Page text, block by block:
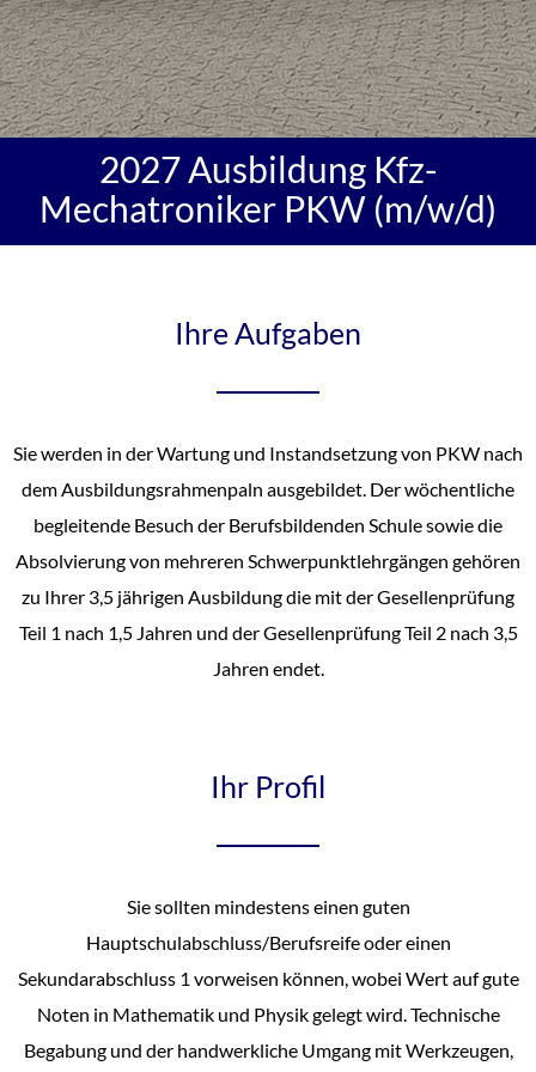
2027 Ausbildung Kfz-
Mechatroniker PKW (m/w/d)
Ihre Aufgaben
Sie werden in der Wartung und Instandsetzung von PKW nach
dem Ausbildungsrahmenpaln ausgebildet. Der wöchentliche
begleitende Besuch der Berufsbildenden Schule sowie die
Absolvierung von mehreren Schwerpunktlehrgängen gehören
zu Ihrer 3,5 jährigen Ausbildung die mit der Gesellenprüfung
Teil 1 nach 1,5 Jahren und der Gesellenprüfung Teil 2 nach 3,5
Jahren endet.
Ihr Profil
Sie sollten mindestens einen guten
Hauptschulabschluss/Berufsreife oder einen
Sekundarabschluss 1 vorweisen können, wobei Wert auf gute
Noten in Mathematik und Physik gelegt wird. Technische
Begabung und der handwerkliche Umgang mit Werkzeugen,